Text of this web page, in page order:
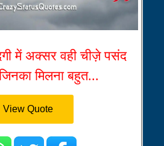
में अक्सर वही चीज़े पसंद
मिलना बहुत...
View Quote